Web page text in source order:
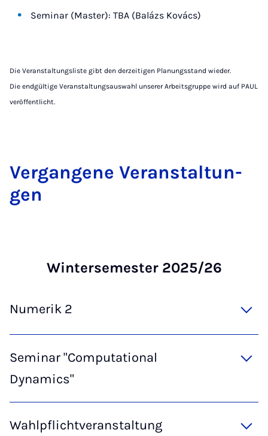
Seminar (Master): TBA (Balázs Kovács)
Die Veranstaltungsliste gibt den derzeitigen Planungsstand wieder.
Die endgültige Veranstaltungsauswahl unserer Arbeitsgruppe wird auf PAUL
veröffentlicht.
Ver­gan­gene Ver­an­stal­tun­
gen
Win­tersemester 2025/26
Numerik 2
Seminar "Computational
Dynamics"
Wahlpflichtveranstaltung